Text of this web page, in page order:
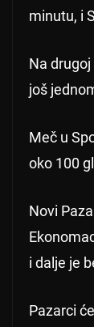
minutu, i
Na
još
Meč u
oko 100
Novi
i dalje je
Pazarci